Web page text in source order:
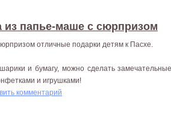
из папье-маше с сюрпризом
отличные подарки детям к Пасхе.
и бумагу, можно сделать
и игрушками!
комментарий